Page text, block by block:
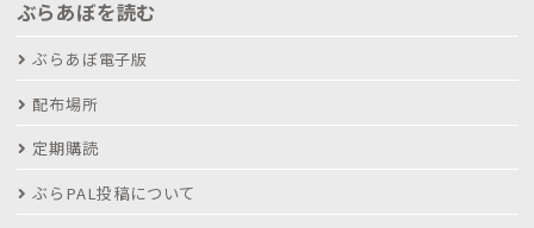
ぶらあぼを読む
ぶらあぼ電子版
配布場所
定期購読
ぶらPAL投稿について